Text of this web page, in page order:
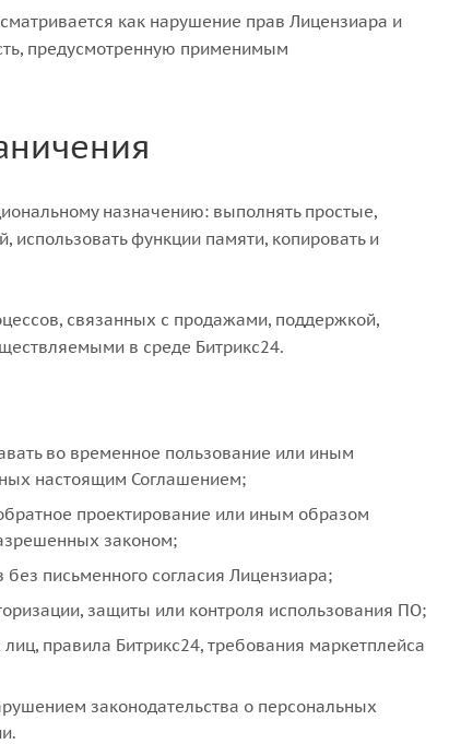
как нарушение прав Лицензиара и
предусмотренную применимым
назначению: выполнять простые,
функции памяти, копировать и
связанных с продажами, поддержкой,
в среде Битрикс24.
во временное пользование или иным
настоящим Соглашением;
проектирование или иным образом
законом;
письменного согласия Лицензиара;
защиты или контроля использования ПО;
правила Битрикс24, требования маркетплейса
законодательства о персональных